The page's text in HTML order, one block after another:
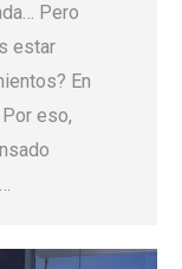
Pero
estar
En
eso,